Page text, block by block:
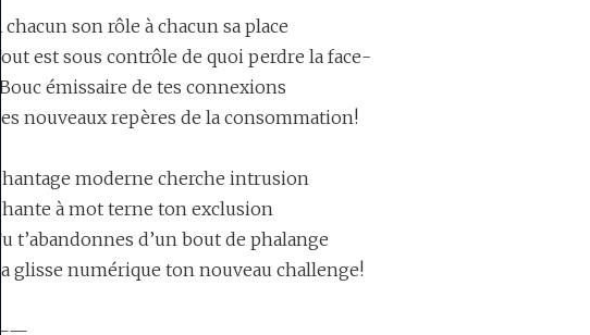
A chacun son rôle à chacun sa place
Tout est sous contrôle de quoi perdre la face-
-Bouc émissaire de tes connexions
Les nouveaux repères de la consommation!
Chantage moderne cherche intrusion
Chante à mot terne ton exclusion
Tu t’abandonnes d’un bout de phalange
La glisse numérique ton nouveau challenge!
——